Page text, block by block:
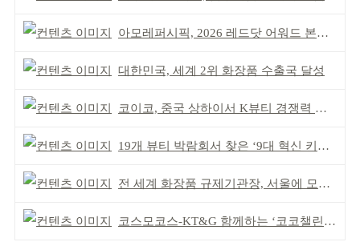
아모레퍼시픽, 2026 레드닷 어워드 본상 2개 수상
대한민국, 세계 2위 화장품 수출국 달성
코이코, 중국 상하이서 K뷰티 경쟁력 알려
19개 뷰티 박람회서 찾은 ‘9대 혁신 키워드’
전 세계 화장품 규제기관장, 서울에 모인다
코스모코스-KT&G 함께하는 ‘코코챌린지’ 역대 최고